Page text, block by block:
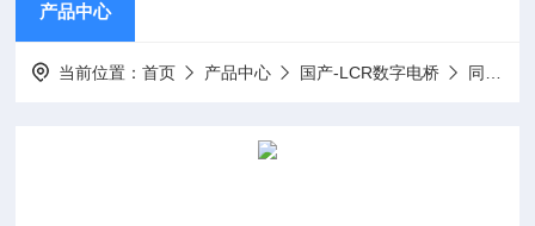
产品中心
当前位置：首页 产品中心 国产-LCR数字电桥 同惠TH│LCR数字电桥